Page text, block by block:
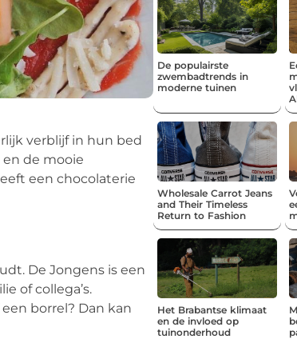
verblijf in hun bed
de mooie
een chocolaterie
De Jongens is een
of collega’s.
borrel? Dan kan
De populairste
zwembadtrends in
moderne tuinen
Wholesale Carrot Jeans
and Their Timeless
Return to Fashion
Het Brabantse klimaat
en de invloed op
tuinonderhoud